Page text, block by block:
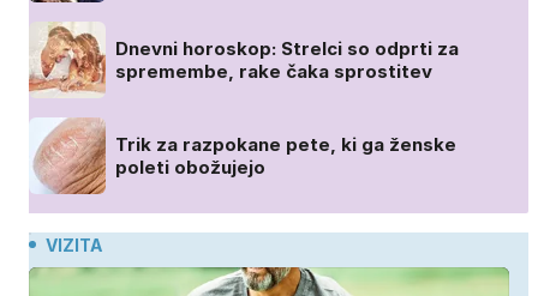
Dnevni horoskop: Strelci so odprti za
spremembe, rake čaka sprostitev
Trik za razpokane pete, ki ga ženske
poleti obožujejo
VIZITA